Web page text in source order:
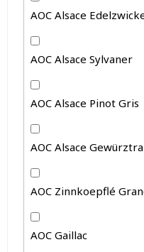
AOC Alsace
AOC Alsace Sylvaner
AOC Alsace Pinot Gris
AOC Alsace
AOC Zinnkoepflé
AOC Gaillac